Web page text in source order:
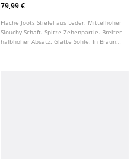
79,99 €
Flache Joots Stiefel aus Leder. Mittelhoher
Slouchy Schaft. Spitze Zehenpartie. Breiter
halbhoher Absatz. Glatte Sohle. In Braun